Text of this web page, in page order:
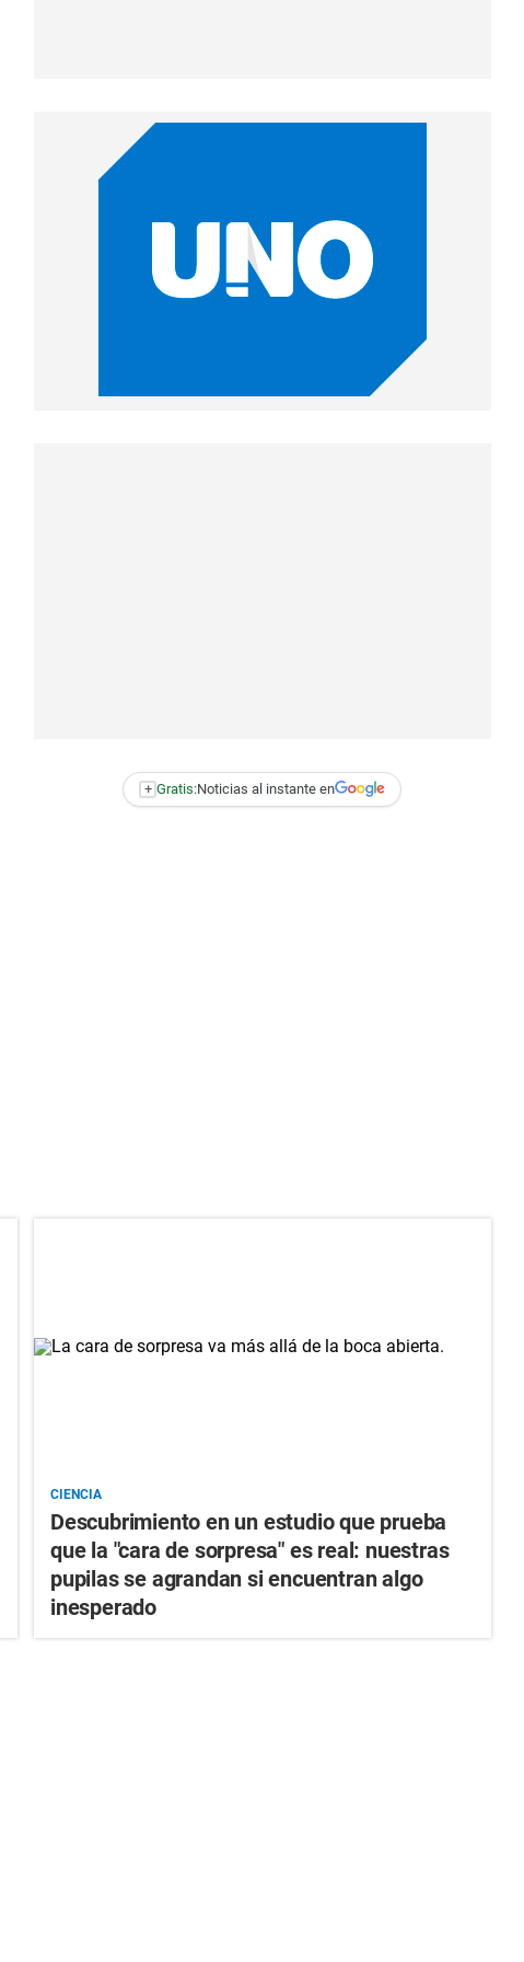
+ Gratis:Noticias al instante en
CIENCIA
Descubrimiento en un estudio que prueba
que la "cara de sorpresa" es real: nuestras
pupilas se agrandan si encuentran algo
inesperado